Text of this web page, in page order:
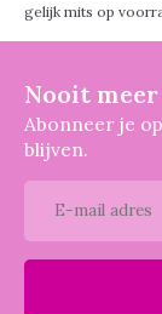
mits op
Nooit
Abonneer je
blijven.